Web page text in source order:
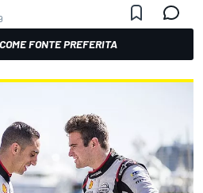
FONTE PREFERITA